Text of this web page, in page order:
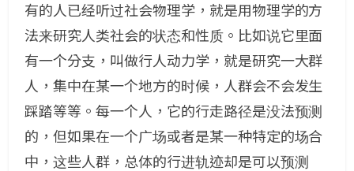
有的人已经听过社会物理学，就是用物理学的方
法来研究人类社会的状态和性质。比如说它里面
有一个分支，叫做行人动力学，就是研究一大群
人，集中在某一个地方的时候，人群会不会发生
踩踏等等。每一个人，它的行走路径是没法预测
的，但如果在一个广场或者是某一种特定的场合
中，这些人群，总体的行进轨迹却是可以预测